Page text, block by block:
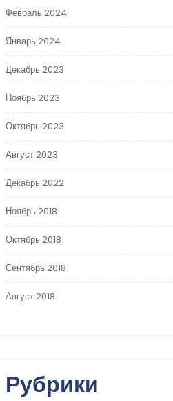
Февраль 2024
Январь 2024
Декабрь 2023
Ноябрь 2023
Октябрь 2023
Август 2023
Декабрь 2022
Ноябрь 2018
Октябрь 2018
Сентябрь 2018
Август 2018
Рубрики